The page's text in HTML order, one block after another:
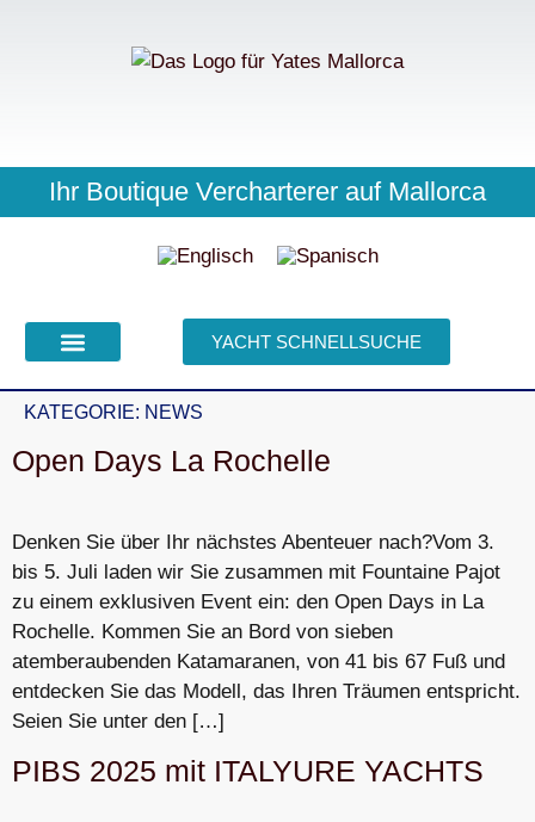
Ihr Boutique Vercharterer auf Mallorca
YACHT SCHNELLSUCHE
KATEGORIE: NEWS
Open Days La Rochelle
Denken Sie über Ihr nächstes Abenteuer nach?Vom 3.
bis 5. Juli laden wir Sie zusammen mit Fountaine Pajot
zu einem exklusiven Event ein: den Open Days in La
Rochelle. Kommen Sie an Bord von sieben
atemberaubenden Katamaranen, von 41 bis 67 Fuß und
entdecken Sie das Modell, das Ihren Träumen entspricht.
Seien Sie unter den […]
PIBS 2025 mit ITALYURE YACHTS
Meist sofort für Sie da